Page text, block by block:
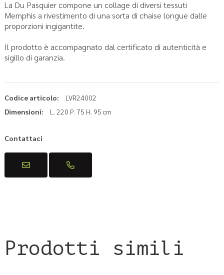
La Du Pasquier compone un collage di diversi tessuti
Memphis a rivestimento di una sorta di chaise longue dalle
proporzioni ingigantite.
Il prodotto è accompagnato dal certificato di autenticità e
sigillo di garanzia.
Codice articolo:
LVR24002
Dimensioni:
L. 220 P. 75 H. 95 cm
Contattaci
Prodotti simili